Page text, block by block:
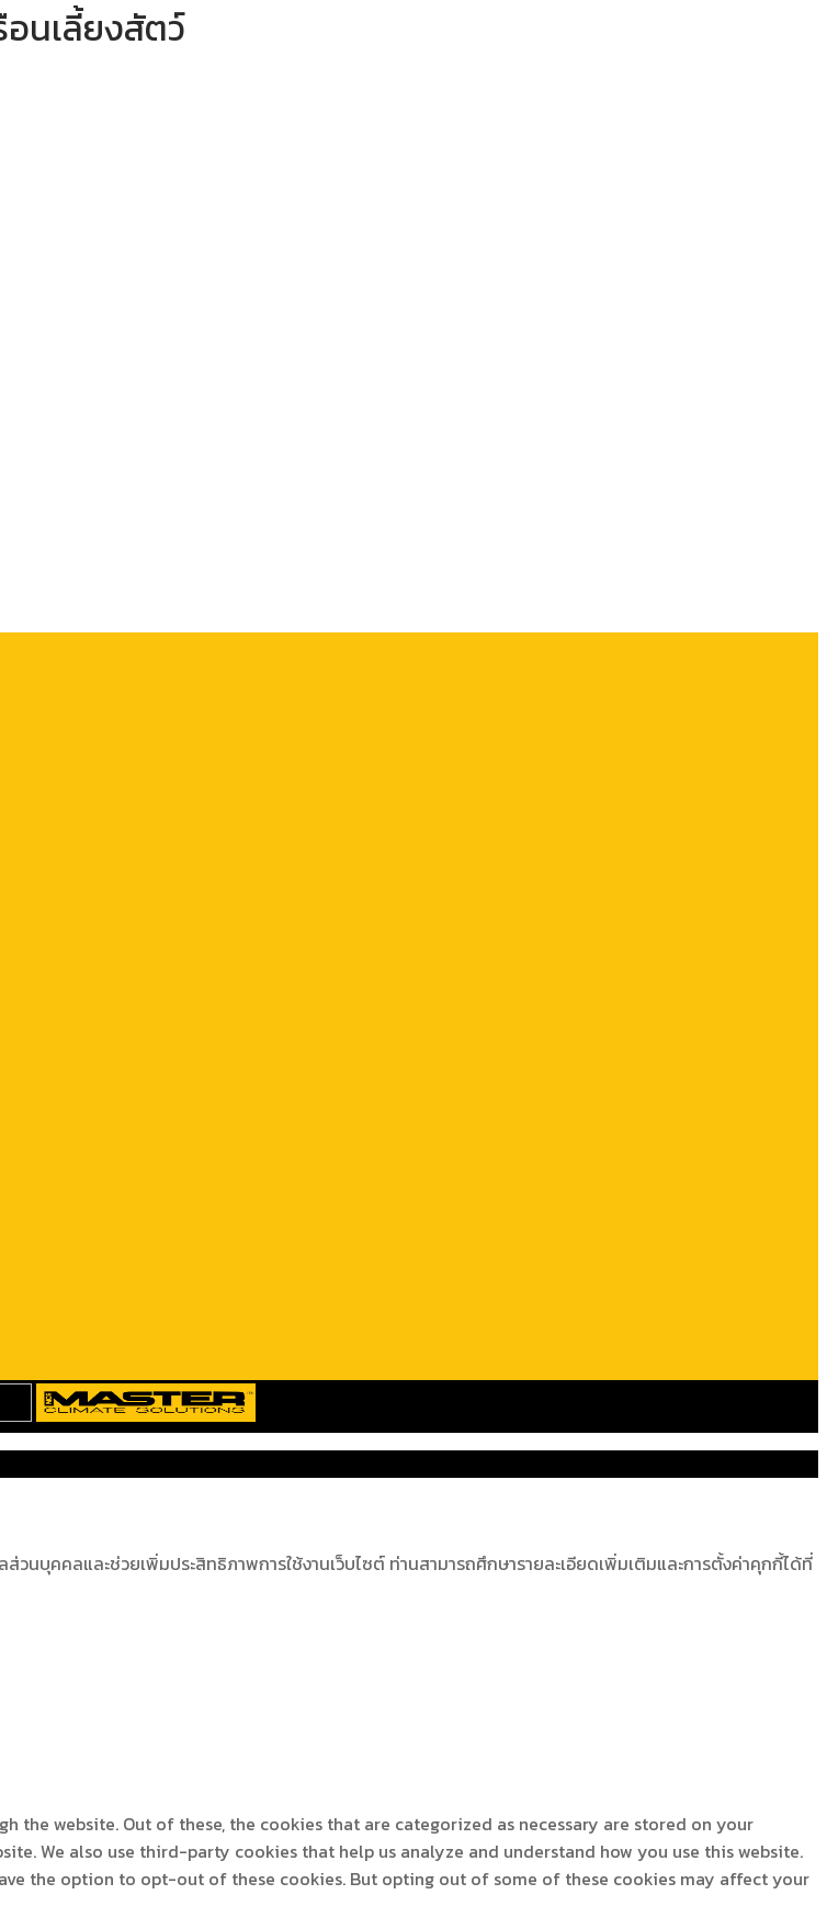
อนเลี้ยงสัตว์
นบุคคลและช่วยเพิ่มประสิทธิภาพการใช้งานเว็บไซต์ ท่านสามารถศึกษารายละเอียดเพิ่มเติมและการตั้งค่าคุกกี้ได้ที่
the website. Out of these, the cookies that are categorized as necessary are stored on your
We also use third-party cookies that help us analyze and understand how you use this website.
the option to opt-out of these cookies. But opting out of some of these cookies may affect your